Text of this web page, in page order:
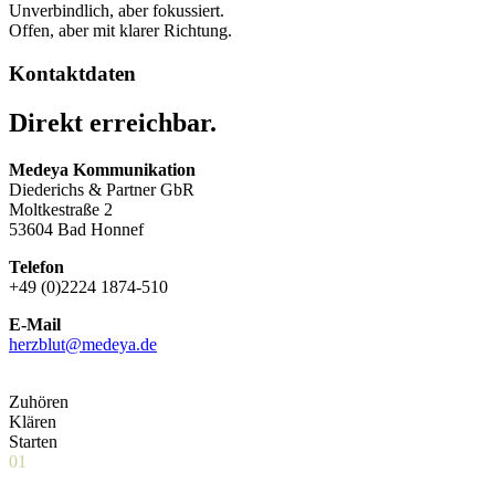
Unverbindlich, aber fokussiert.
Offen, aber mit klarer Richtung.
Kontaktdaten
Direkt erreichbar.
Medeya Kommunikation
Diederichs & Partner GbR
Moltkestraße 2
53604 Bad Honnef
Telefon
+49 (0)2224 1874-510
E-Mail
herzblut@medeya.de
Zuhören
Klären
Starten
01